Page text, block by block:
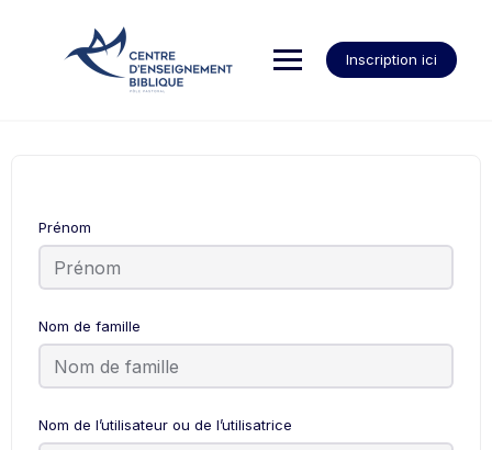
Inscription ici
Prénom
Nom de famille
Nom de l’utilisateur ou de l’utilisatrice